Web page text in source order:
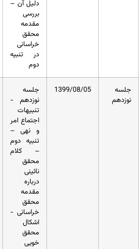
دلیل آن –
بررسی
مقدمه
محقق
خراسانی
در تنبیه
دوم
جلسه
نوزدهم
1399/08/05
جلسه
نوزدهم -
تنبیهات
اجتماع امر
و نهی –
تنبیه دوم
– کلام
محقق
نائینی
درباره
مقدمه
محقق
خراسانی -
اشکال
محقق
خویی